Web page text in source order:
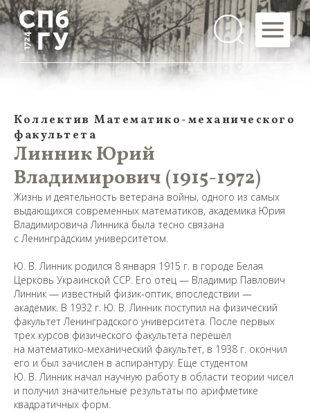
Коллектив Математико-механического
факультета
Линник Юрий
Владимирович (1915-1972)
Жизнь и деятельность ветерана войны, одного из самых
выдающихся современных математиков, академика Юрия
Владимировича Линника была тесно связана
с Ленинградским университетом.
Ю. В. Линник родился 8 января 1915 г. в городе Белая
Церковь Украинской ССР. Его отец — Владимир Павлович
Линник — известный физик-оптик, впоследствии —
академик. В 1932 г. Ю. В. Линник поступил на физический
факультет Ленинградского университета. После первых
трех курсов физического факультета перешел
на математико-механический факультет, в 1938 г. окончил
его и был зачислен в аспирантуру. Еще студентом
Ю. В. Линник начал научную работу в области теории чисел
и получил значительные результаты по арифметике
квадратичных форм.